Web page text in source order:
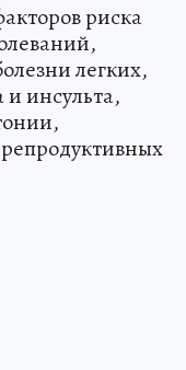
риска
легких,
инсульта,